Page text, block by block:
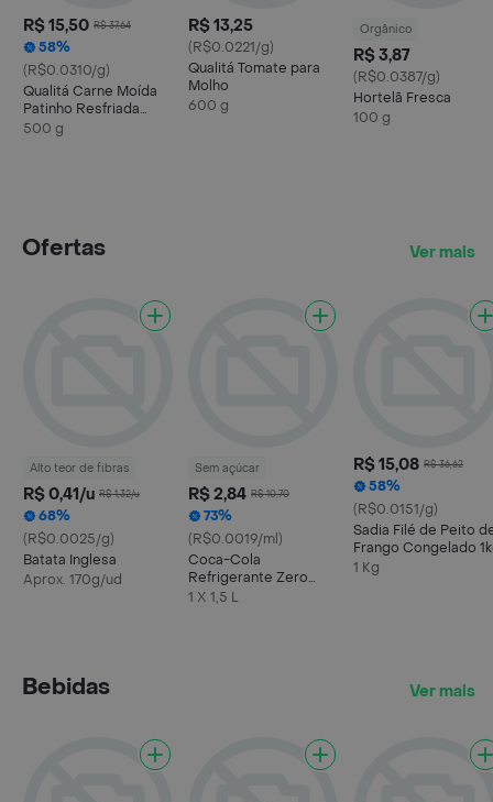
R$ 15,50 R$ 37,64
58%
(R$0.0310/g)
Qualitá Carne Moída
Patinho Resfriada
500g
500 g
R$ 13,25
(R$0.0221/g)
Qualitá Tomate para
Molho
600 g
Orgânico
R$ 3,87
(R$0.0387/g)
Hortelã Fresca
100 g
Ofertas Ver mais
Alto teor de fibras
R$ 0,41/u R$ 1,32/u
68%
(R$0.0025/g)
Batata Inglesa
Aprox. 170g/ud
Sem açúcar
R$ 2,84 R$ 10,70
73%
(R$0.0019/ml)
Coca-Cola
Refrigerante Zero
Açúcar Garrafa 1.5 l
1 X 1,5 L
R$ 15,08 R$ 36,62
58%
(R$0.0151/g)
Sadia Filé de Peito
Frango Congelado
1 Kg
Bebidas Ver mais